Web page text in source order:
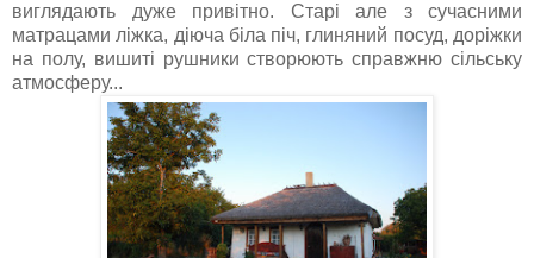
виглядають дуже привітно. Старі але з сучасними
матрацами ліжка, діюча біла піч, глиняний посуд, доріжки
на полу, вишиті рушники створюють справжню сільську
атмосферу...